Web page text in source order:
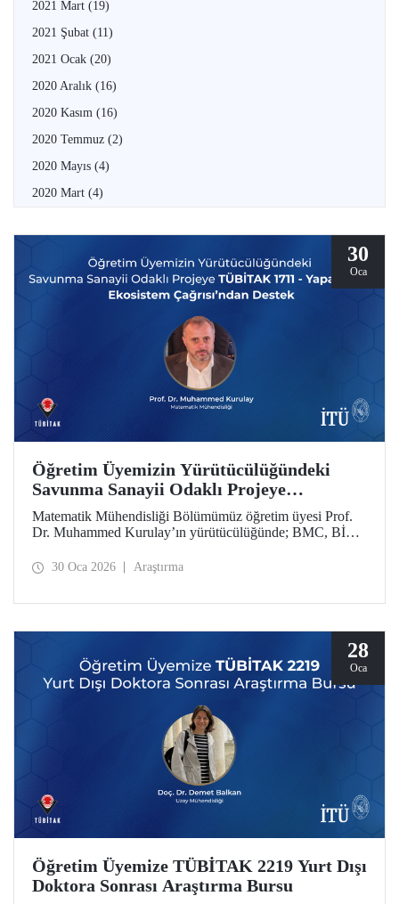
2021 Mart (19)
2021 Şubat (11)
2021 Ocak (20)
2020 Aralık (16)
2020 Kasım (16)
2020 Temmuz (2)
2020 Mayıs (4)
2020 Mart (4)
30
Oca
Öğretim Üyemizin Yürütücülüğündeki
Savunma Sanayii Odaklı Projeye
TÜBİTAK 1711 - Yapay Zekâ Ekosistem
Çağrısı’ndan Destek
Matematik Mühendisliği Bölümümüz öğretim üyesi Prof.
Dr. Muhammed Kurulay’ın yürütücülüğünde; BMC, BİAS
tarafından hazırlanan proje, TÜBİTAK 1711 - Yapay Zekâ
30 Oca 2026 Araştırma
28
Oca
Öğretim Üyemize TÜBİTAK 2219 Yurt Dışı
Doktora Sonrası Araştırma Bursu